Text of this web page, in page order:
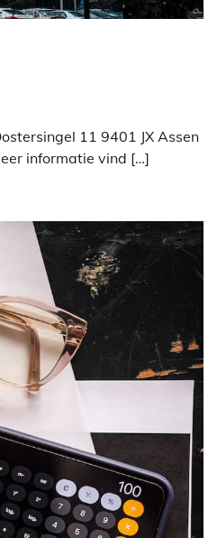
11 9401 JX Assen
informatie vind […]